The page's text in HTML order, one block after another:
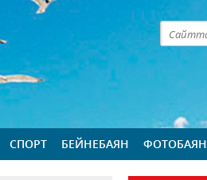
СПОРТ БЕЙНЕБАЯН ФОТОБАЯН